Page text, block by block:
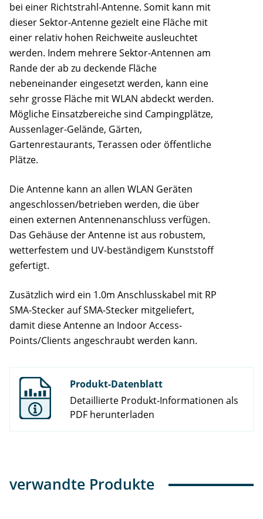
bei einer Richtstrahl-Antenne. Somit kann mit
dieser Sektor-Antenne gezielt eine Fläche mit
einer relativ hohen Reichweite ausleuchtet
werden. Indem mehrere Sektor-Antennen am
Rande der ab zu deckende Fläche
nebeneinander eingesetzt werden, kann eine
sehr grosse Fläche mit WLAN abdeckt werden.
Mögliche Einsatzbereiche sind Campingplätze,
Aussenlager-Gelände, Gärten,
Gartenrestaurants, Terassen oder öffentliche
Plätze.
Die Antenne kann an allen WLAN Geräten
angeschlossen/betrieben werden, die über
einen externen Antennenanschluss verfügen.
Das Gehäuse der Antenne ist aus robustem,
wetterfestem und UV-beständigem Kunststoff
gefertigt.
Zusätzlich wird ein 1.0m Anschlusskabel mit RP
SMA-Stecker auf SMA-Stecker mitgeliefert,
damit diese Antenne an Indoor Access-
Points/Clients angeschraubt werden kann.
Produkt-Datenblatt
Detaillierte Produkt-Informationen als
PDF herunterladen
verwandte Produkte